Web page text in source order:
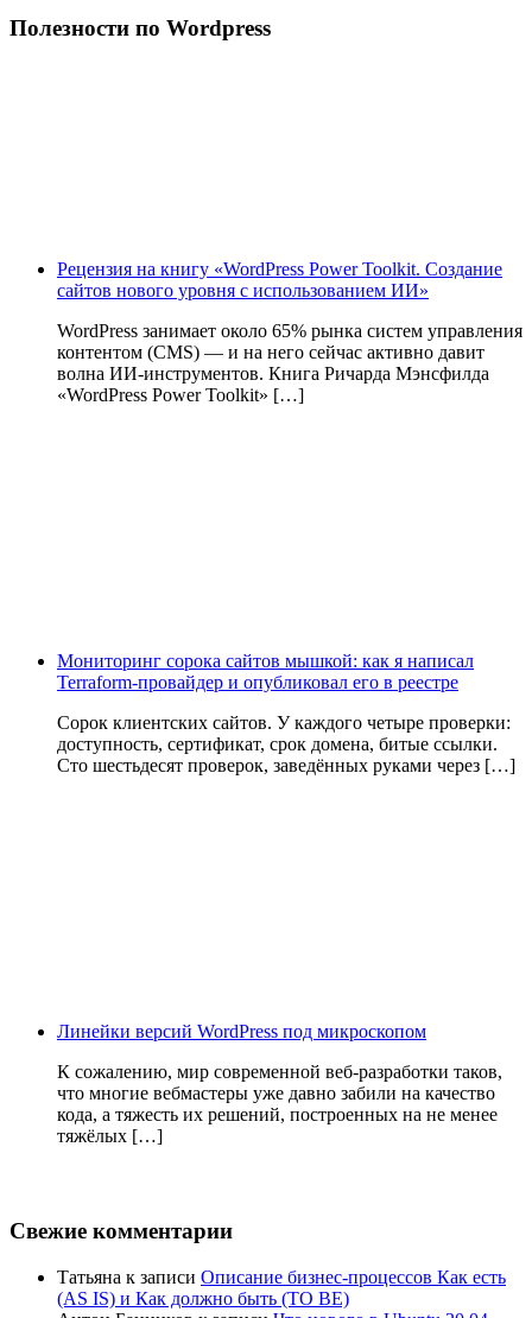
Полезности по Wordpress
Рецензия на книгу «WordPress Power Toolkit. Создание
сайтов нового уровня с использованием ИИ»
WordPress занимает около 65% рынка систем управления
контентом (CMS) — и на него сейчас активно давит
волна ИИ‑инструментов. Книга Ричарда Мэнсфилда
«WordPress Power Toolkit» […]
Мониторинг сорока сайтов мышкой: как я написал
Terraform-провайдер и опубликовал его в реестре
Сорок клиентских сайтов. У каждого четыре проверки:
доступность, сертификат, срок домена, битые ссылки.
Сто шестьдесят проверок, заведённых руками через […]
Линейки версий WordPress под микроскопом
К сожалению, мир современной веб-разработки таков,
что многие вебмастеры уже давно забили на качество
кода, а тяжесть их решений, построенных на не менее
тяжёлых […]
Свежие комментарии
Татьяна к записи Описание бизнес-процессов Как есть
(AS IS) и Как должно быть (TO BE)